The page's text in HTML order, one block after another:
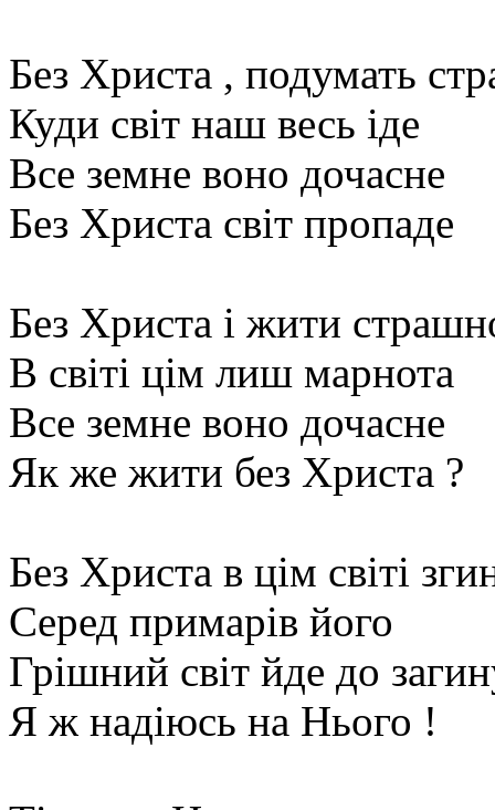
Без Христа , подумать
Куди світ наш весь іде
Все земне воно дочасне
Без Христа світ пропаде
Без Христа і жити
В світі цім лиш марнота
Все земне воно дочасне
Як же жити без Христа ?
Без Христа в цім світі
Серед примарів його
Грішний світ йде до
Я ж надіюсь на Нього !